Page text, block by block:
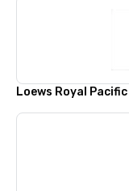
Loews Royal